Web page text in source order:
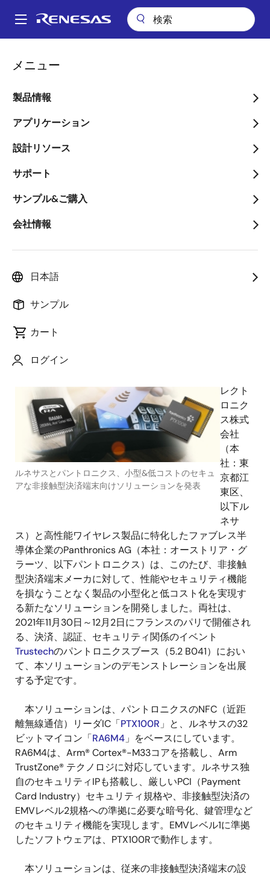
ン
Main
メニュー
製品情報
アプリケーション
設計リソース
サポート
サンプル&ご購入
会社情報
日本語
サンプル
カート
ログイン
パ
ン
く
ず
ルネサスとパントロニクス、小型化と低コスト化を実現するセキュア
ルネサスとパントロニク
ス、小型化と低コスト化を
実現するセキュアな非接触
型決済端末向けソリューシ
ョンを発表
～ルネサスのRAマイコンとパントロニ
国際規格EMV 3.0準拠の端末を効率的か
つ容易に開発可能～
2021年11月24日
ルネサスとパントロニクス、小型&低コストのセキュ
アな非接触型決済端末向けソリューションを発表
レクト
ロニク
ス株式
会社
（本
社：東
京都江
東区、
以下ル
ネサ
ス）と高性能ワイヤレス製品に特化したファブレス半
導体企業のPanthronics AG（本社：オーストリア・グ
ラーツ、以下パントロニクス）は、このたび、非接触
型決済端末メーカに対して、性能やセキュリティ機能
を損なうことなく製品の小型化と低コスト化を実現す
る新たなソリューションを開発しました。両社は、
2021年11月30日～12月2日にフランスのパリで開催され
る、決済、認証、セキュリティ関係のイベント
Trustechのパントロニクスブース（5.2 B041）におい
て、本ソリューションのデモンストレーションを出展
する予定です。
本ソリューションは、パントロニクスのNFC（近距
離無線通信）リーダIC「PTX100R 」と、ルネサスの32
ビットマイコン「RA6M4 」をベースにしています。
RA6M4は、Arm® Cortex®-M33コアを搭載し、Arm
TrustZone® テクノロジに対応しています。ルネサス独
自のセキュリティIPも搭載し、厳しいPCI（Payment
Card Industry）セキュリティ規格や、非接触型決済の
EMVレベル2規格への準拠に必要な暗号化、鍵管理など
のセキュリティ機能を実現します。EMVレベル1に準拠
したソフトウェアは、PTX100Rで動作します。
本ソリューションは、従来の非接触型決済端末の設